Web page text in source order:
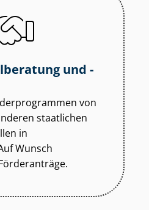
und -
von
staatlichen
in
Wunsch